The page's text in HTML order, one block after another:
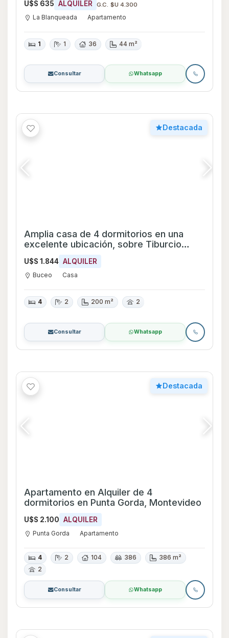
U$S 635 ALQUILER G.C. $U 4.300
La Blanqueada Apartamento
1 1 36 44 m²
Consultar Whatsapp
Destacada
Amplia casa de 4 dormitorios en una
excelente ubicación, sobre Tiburcio
Gómez esquina Pedro Bustamante.
U$S 1.844 ALQUILER
Buceo Casa
4 2 200 m² 2
Consultar Whatsapp
Destacada
Apartamento en Alquiler de 4
dormitorios en Punta Gorda, Montevideo
U$S 2.100 ALQUILER
Punta Gorda Apartamento
4 2 104 386
386 m²
2
Consultar Whatsapp